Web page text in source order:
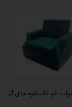
: محاسبات دقیق
شستشو و
رنگ مبل هم
شو تک‌ نفره مدل گرند